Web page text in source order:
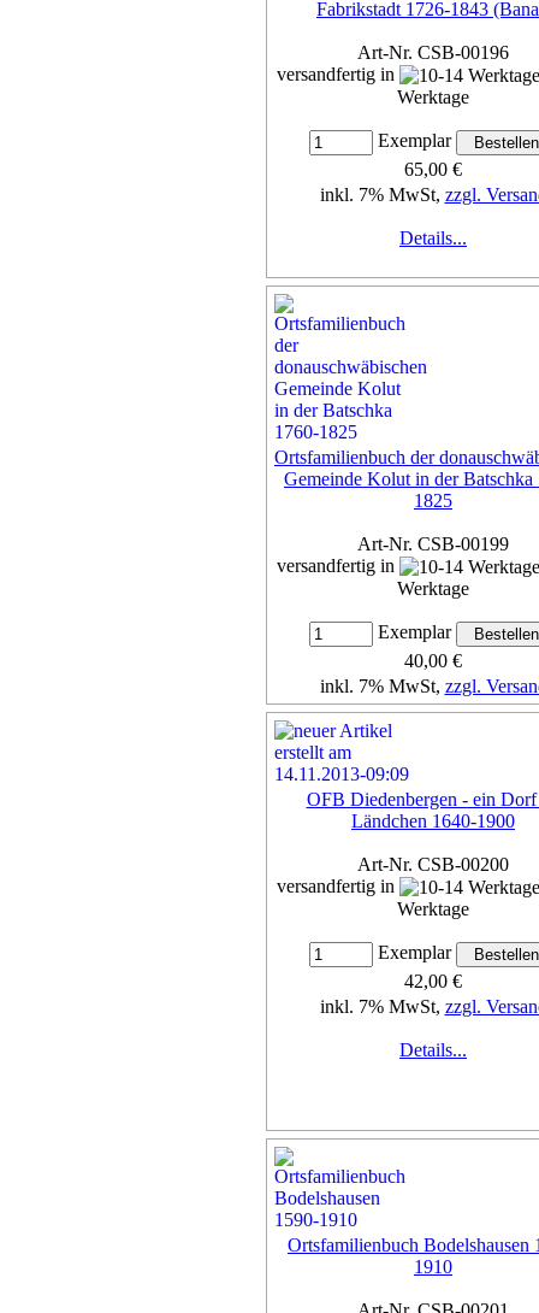
Fabrikstadt 1726-1843
Art-Nr. CSB-00196
versandfertig in
Werktage
Exemplar
65,00 €
inkl. 7% MwSt, zzgl.
Details...
Ortsfamilienbuch der
Gemeinde Kolut in der Batschka
1825
Art-Nr. CSB-00199
versandfertig in
Werktage
Exemplar
40,00 €
inkl. 7% MwSt, zzgl.
OFB Diedenbergen - ein
Ländchen 1640-1900
Art-Nr. CSB-00200
versandfertig in
Werktage
Exemplar
42,00 €
inkl. 7% MwSt, zzgl.
Details...
Ortsfamilienbuch Bodelshausen
1910